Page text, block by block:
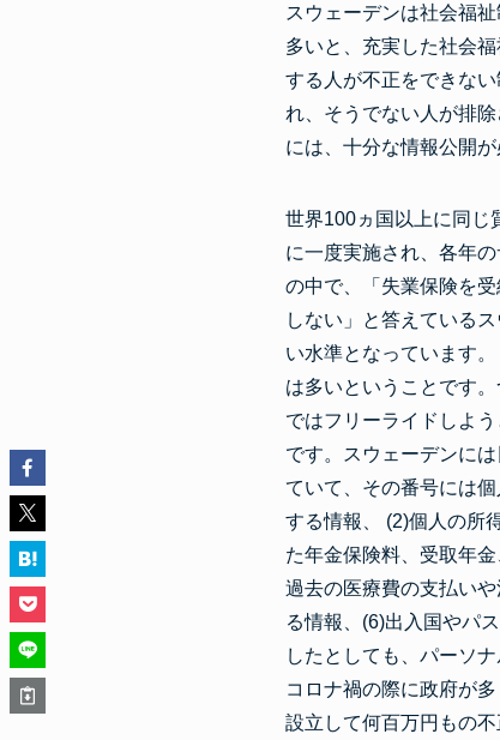
スウェーデンは社会福
多いと、充実した社会
する人が不正をできな
れ、そうでない人が排
には、十分な情報公開が
世界100ヵ国以上に同じ
に一度実施され、各年
の中で、「失業保険を
しない」と答えている
い水準となっています
は多いということです
ではフリーライドしよ
です。スウェーデンに
ていて、その番号には
する情報、 (2)個人の所
た年金保険料、受取年
過去の医療費の支払い
る情報、(6)出入国やパ
したとしても、パーソ
コロナ禍の際に政府が
設立して何百万円もの